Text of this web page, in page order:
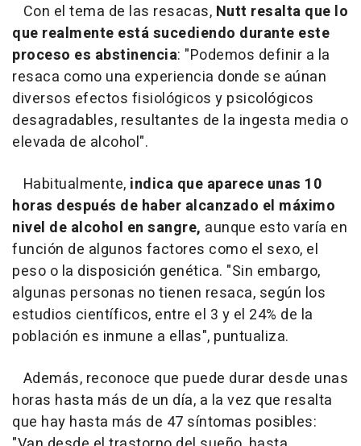
Con el tema de las resacas, Nutt resalta que lo
que realmente está sucediendo durante este
proceso es abstinencia: "Podemos definir a la
resaca como una experiencia donde se aúnan
diversos efectos fisiológicos y psicológicos
desagradables, resultantes de la ingesta media o
elevada de alcohol".
Habitualmente, indica que aparece unas 10
horas después de haber alcanzado el máximo
nivel de alcohol en sangre, aunque esto varía en
función de algunos factores como el sexo, el
peso o la disposición genética. "Sin embargo,
algunas personas no tienen resaca, según los
estudios científicos, entre el 3 y el 24% de la
población es inmune a ellas", puntualiza.
Además, reconoce que puede durar desde unas
horas hasta más de un día, a la vez que resalta
que hay hasta más de 47 síntomas posibles: